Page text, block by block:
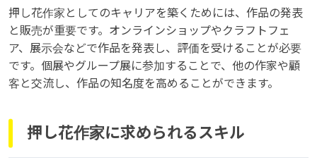
押し花作家としてのキャリアを築くためには、作品の発表
と販売が重要です。オンラインショップやクラフトフェ
ア、展示会などで作品を発表し、評価を受けることが必要
です。個展やグループ展に参加することで、他の作家や顧
客と交流し、作品の知名度を高めることができます。
押し花作家に求められるスキル